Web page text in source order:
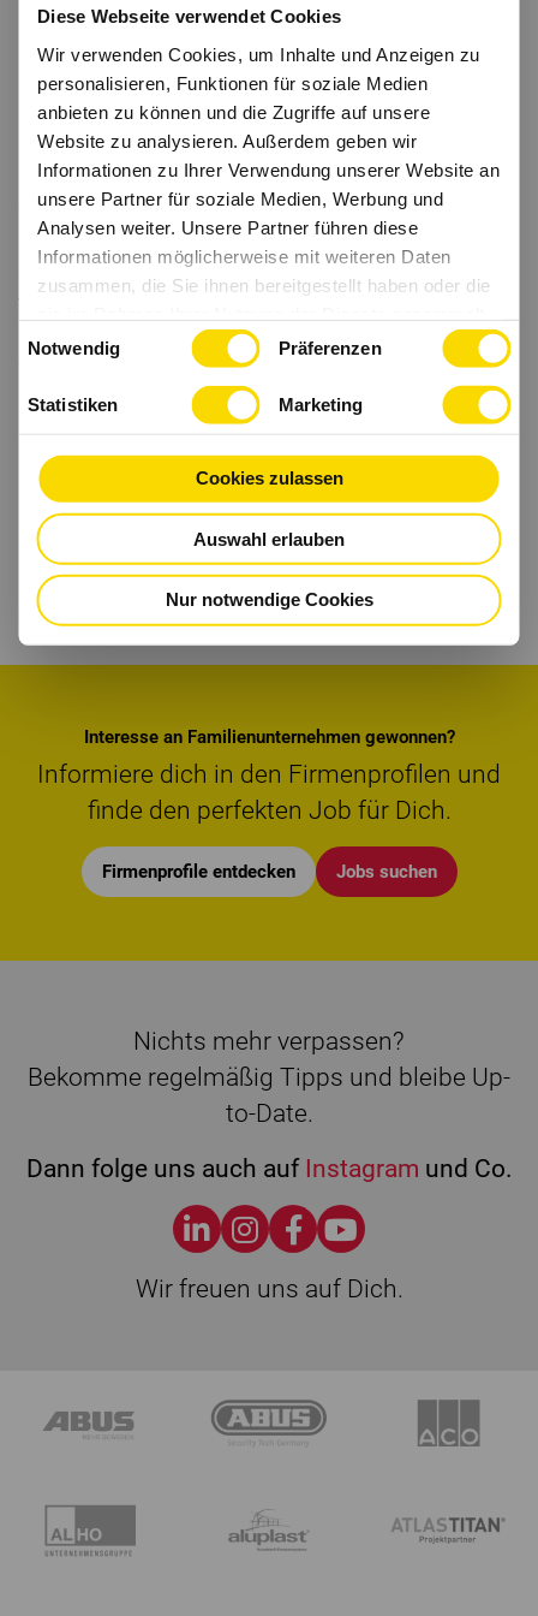
Diese Webseite verwendet Cookies
Wir verwenden Cookies, um Inhalte und Anzeigen zu
personalisieren, Funktionen für soziale Medien
anbieten zu können und die Zugriffe auf unsere
Website zu analysieren. Außerdem geben wir
Informationen zu Ihrer Verwendung unserer Website an
unsere Partner für soziale Medien, Werbung und
Analysen weiter. Unsere Partner führen diese
Informationen möglicherweise mit weiteren Daten
zusammen, die Sie ihnen bereitgestellt haben oder die
haben.
Notwendig Präferenzen
Statistiken Marketing
Cookies zulassen
Auswahl erlauben
Nur notwendige Cookies
Firmenappartements überbrücken die Zeit bis zum
Exklusive Coupons
Freuen Sie sich auf attraktive Produkte aus unseren
alle anzeigen
Im Fließtext unserer Stellenanzeigen wird auf die
gleichzeitige Verwendung der Sprachformen männlich,
weiblich und divers (m/w/d) verzichtet. Sämtliche
Personenbezeichnungen gelten daher gleichermaßen für
alle Geschlechter.
Jetzt bewerben
Zurück zur Suche
Alle Jobs bei ROSSMANN
Interesse an Familienunternehmen gewonnen?
Informiere dich in den Firmenprofilen und
finde den perfekten Job für Dich.
Firmenprofile entdecken Jobs suchen
Nichts mehr verpassen?
Bekomme regelmäßig Tipps und bleibe Up-
to-Date.
Dann folge uns auch auf Instagram und Co.
Wir freuen uns auf Dich.